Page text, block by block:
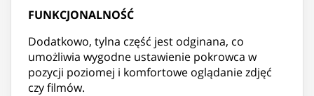
FUNKCJONALNOŚĆ
Dodatkowo, tylna część jest odginana, co
umożliwia wygodne ustawienie pokrowca w
pozycji poziomej i komfortowe oglądanie zdjęć
czy filmów.